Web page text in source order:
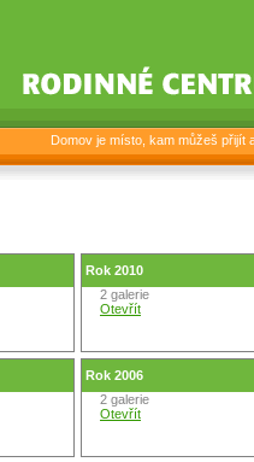
Domov je místo, kam můžeš přijít
Rok 2010
2 galerie
Otevřít
Rok 2006
2 galerie
Otevřít